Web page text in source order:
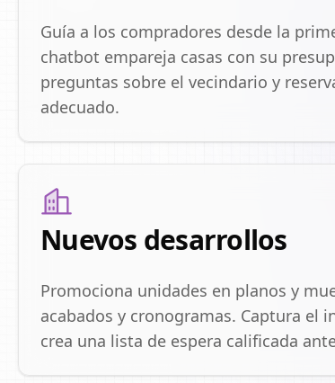
Guía a los compradores desde la
chatbot empareja casas con su
preguntas sobre el vecindario y
adecuado.
Nuevos desarrollos
Promociona unidades en planos y
acabados y cronogramas. Captura el
crea una lista de espera calificada